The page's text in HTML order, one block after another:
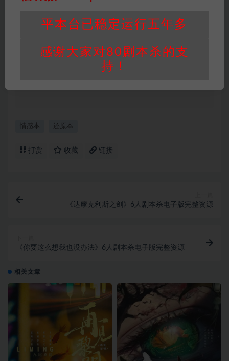
站整理资料的时间成本及网站运营所需支出费
重要提醒∶任何情况下，本站及相关人士对于访
问或购买使用引起的任何行为和纠纷，本站概不
承担任何责任。未经许可的【搬运】和【账号共
情感本 还原本
打赏 收藏 链接
《达摩克利斯之剑》6人剧本杀电子版完整资源
《你要这么想我也没办法》6人剧本杀电子版完整资源
相关文章
平本台已稳定运行五年多
感谢大家对80剧本杀的支
持！